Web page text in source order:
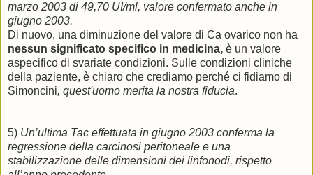
marzo 2003 di 49,70 UI/ml, valore confermato anche in
giugno 2003.
Di nuovo, una diminuzione del valore di Ca ovarico non ha
nessun significato specifico in medicina, è un valore
aspecifico di svariate condizioni. Sulle condizioni cliniche
della paziente, è chiaro che crediamo perché ci fidiamo di
Simoncini, quest'uomo merita la nostra fiducia.
5) Un’ultima Tac effettuata in giugno 2003 conferma la
regressione della carcinosi peritoneale e una
stabilizzazione delle dimensioni dei linfonodi, rispetto